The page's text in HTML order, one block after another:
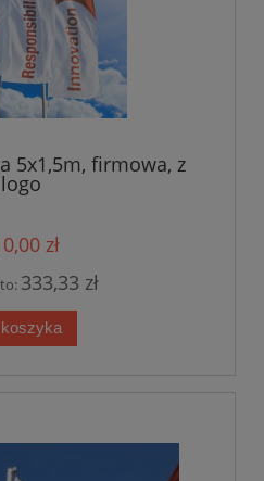
5x1,5m, firmowa, z
logo
zł
333,33 zł